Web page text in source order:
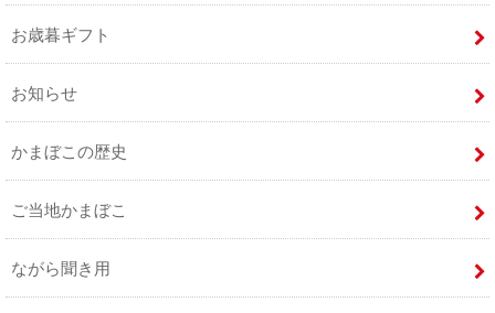
お歳暮ギフト
お知らせ
かまぼこの歴史
ご当地かまぼこ
ながら聞き用